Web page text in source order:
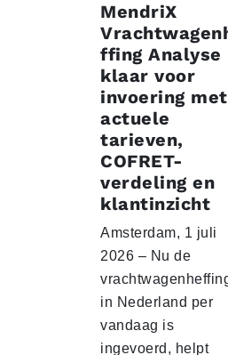
MendriX
ffing Analyse
klaar voor
invoering met
actuele
tarieven,
COFRET-
verdeling en
klantinzicht
Amsterdam, 1 juli
2026 – Nu de
in Nederland per
vandaag is
ingevoerd, helpt